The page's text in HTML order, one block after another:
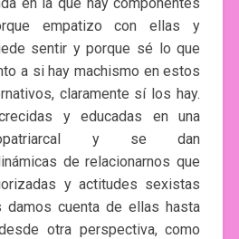
empatizo con ellas y
sentir y porque sé lo que
a si hay machismo en estos
claramente sí los hay.
y educadas en una
y se dan
de relacionarnos que
y actitudes sexistas
cuenta de ellas hasta
otra perspectiva, como